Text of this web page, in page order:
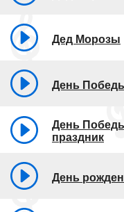
Дед Морозы
День
День
праздник
День